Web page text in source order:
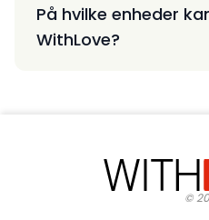
På hvilke enheder
WithLove?
©